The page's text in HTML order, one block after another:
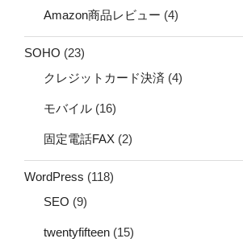
Amazon商品レビュー (4)
SOHO (23)
クレジットカード決済 (4)
モバイル (16)
固定電話FAX (2)
WordPress (118)
SEO (9)
twentyfifteen (15)